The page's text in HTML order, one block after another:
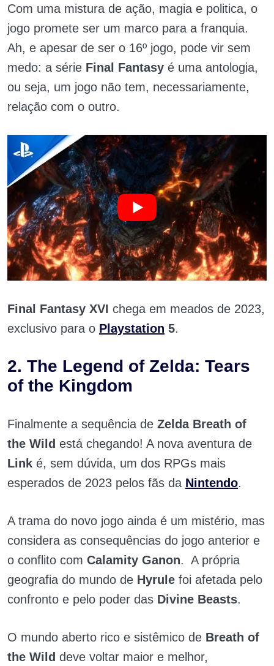
Com uma mistura de ação, magia e politica, o
jogo promete ser um marco para a franquia.
Ah, e apesar de ser o 16º jogo, pode vir sem
medo: a série Final Fantasy é uma antologia,
ou seja, um jogo não tem, necessariamente,
relação com o outro.
Final Fantasy XVI chega em meados de 2023,
exclusivo para o Playstation 5.
2. The Legend of Zelda: Tears
of the Kingdom
Finalmente a sequência de Zelda Breath of
the Wild está chegando! A nova aventura de
Link é, sem dúvida, um dos RPGs mais
esperados de 2023 pelos fãs da Nintendo.
A trama do novo jogo ainda é um mistério, mas
considera as consequências do jogo anterior e
o conflito com Calamity Ganon. A própria
geografia do mundo de Hyrule foi afetada pelo
confronto e pelo poder das Divine Beasts.
O mundo aberto rico e sistêmico de Breath of
the Wild deve voltar maior e melhor,